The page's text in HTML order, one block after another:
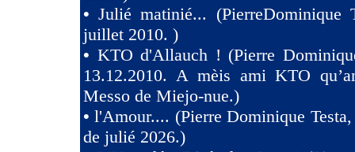
•Julié matinié... (PierreDominique
juillet 2010. )
• KTO d'Allauch ! (Pierre
13.12.2010. A mèis ami KTO
Messo de Miejo-nue.)
•l'Amour.... (Pierre Dominique
de julié 2026.)